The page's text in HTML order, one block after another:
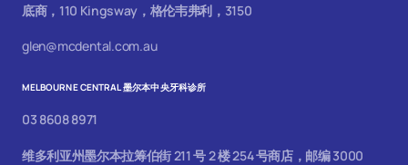
底商，110 Kingsway，格伦韦弗利，3150
glen@mcdental.com.au
MELBOURNE CENTRAL 墨尔本中央牙科诊所
03 8608 8971
维多利亚州墨尔本拉筹伯街 211 号 2 楼 254 号商店，邮编 3000